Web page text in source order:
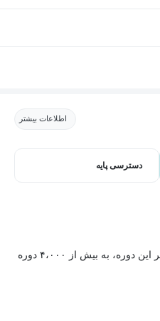
اطلاعات بیشتر
دسترسی پایه
با خرید اشتراک مکتب‌پلاس، علاوه بر این دوره، به بیش از ۴،۰۰۰ دوره